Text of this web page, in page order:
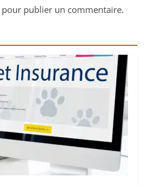
pour publier un commentaire.